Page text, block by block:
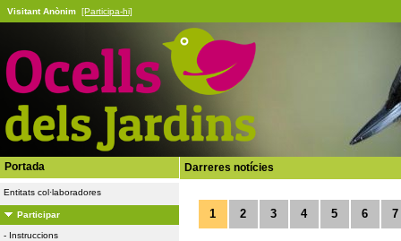
Visitant Anònim [Participa-hi]
Portada
Entitats col·laboradores
Participar
- Instruccions
Darreres notícies
1 2 3 4 5 6 7